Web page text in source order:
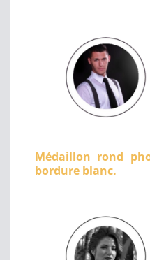
Médaillon rond
bordure blanc.